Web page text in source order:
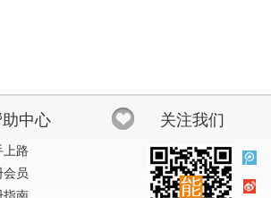
中心
上路
会员
关注我们